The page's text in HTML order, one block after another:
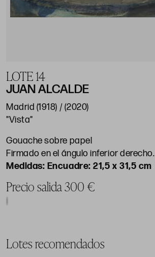
LOTE 14
JUAN ALCALDE
Madrid (1918) / (2020)
"Vista"
Gouache sobre papel
Firmado en el ángulo inferior derecho.
Encuadre: 21,5 x 31,5 cm
Precio salida 300 €
Lotes recomendados